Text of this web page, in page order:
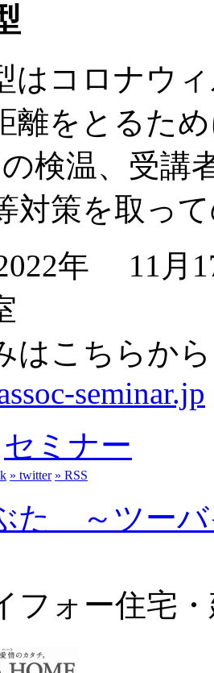
はコロナウ
離をとるた
検温、受講
対策を取っ
2022年 11月
はこちらか
seminar.jp
セミナー
» twitter » RSS
た ～ツー
フォー住宅